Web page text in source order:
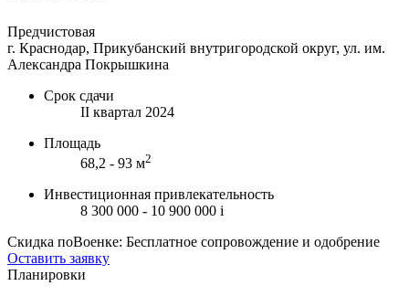
Предчистовая
г. Краснодар, Прикубанский внутригородской округ, ул. им.
Александра Покрышкина
Срок сдачи
II квартал 2024
Площадь
68,2 - 93 м2
Инвестиционная привлекательность
8 300 000 - 10 900 000 i
Скидка поВоенке: Бесплатное сопровождение и одобрение
Оставить заявку
Планировки